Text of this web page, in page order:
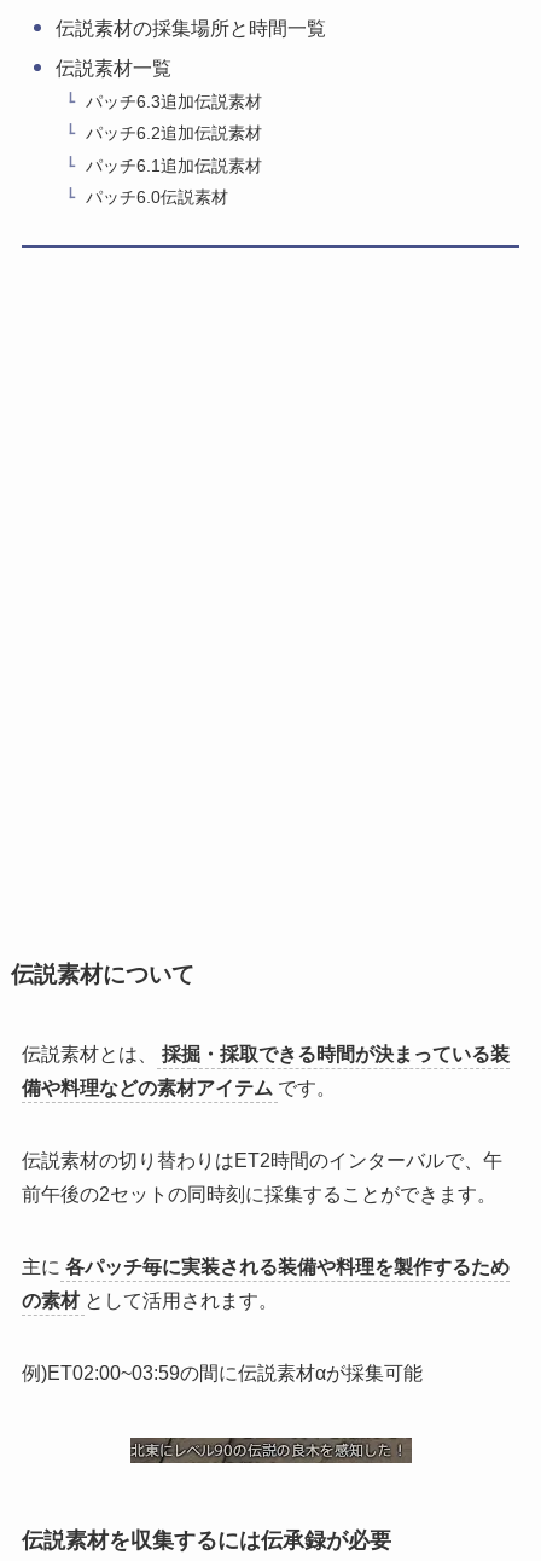
伝説素材の採集場所と時間一覧
伝説素材一覧
パッチ6.3追加伝説素材
パッチ6.2追加伝説素材
パッチ6.1追加伝説素材
パッチ6.0伝説素材
伝説素材について
伝説素材とは、
採掘・採取できる時間が決まっている装
備や料理などの素材アイテム です。
伝説素材の切り替わりはET2時間のインターバルで、午
前午後の2セットの同時刻に採集することができます。
主に 各パッチ毎に実装される装備や料理を製作するため
の素材 として活用されます。
例)ET02:00~03:59の間に伝説素材αが採集可能
伝説素材を収集するには伝承録が必要